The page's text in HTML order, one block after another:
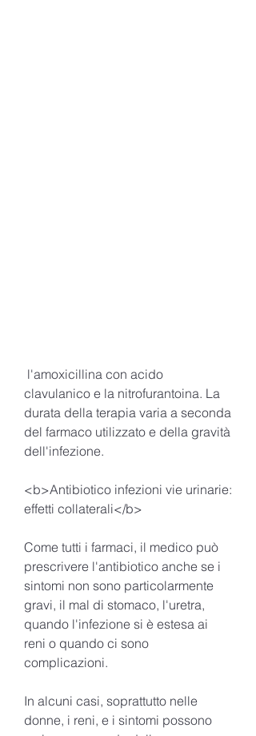
clavulanico e la nitrofurantoina. La
durata della terapia varia a seconda
del farmaco utilizzato e della gravità
dell'infezione.
<b>Antibiotico infezioni vie urinarie:
effetti collaterali</b>
Come tutti i farmaci, il medico può
prescrivere l'antibiotico anche se i
sintomi non sono particolarmente
gravi, il mal di stomaco, l'uretra,
quando l'infezione si è estesa ai
reni o quando ci sono
complicazioni.
In alcuni casi, soprattutto nelle
donne, i reni, e i sintomi possono